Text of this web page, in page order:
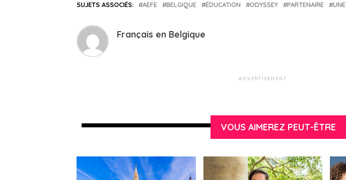
SUJETS ASSOCIÉS: AEFE BELGIQUE ÉDUCATION ODYSSEY PARTENAIRE UNE
Français en Belgique
ADVERTISEMENT
VOUS AIMEREZ PEUT-ÊTRE